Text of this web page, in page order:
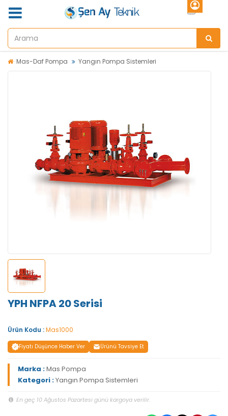
Mas-Daf Pompa Yangın Pompa Sistemleri
YPH NFPA 20 Serisi
Ürün Kodu :Mas1000
Fiyatı Düşünce Haber Ver Ürünü Tavsiye Et
Marka :Mas Pompa
Kategori :Yangın Pompa Sistemleri
En geç 10 Ağustos Pazartesi günü kargoya verilir.